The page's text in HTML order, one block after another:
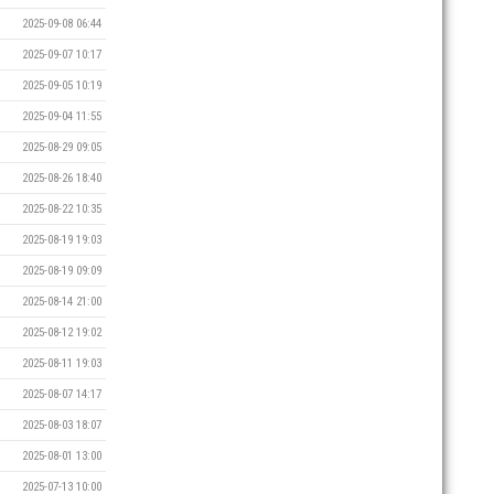
2025-09-08 06:44
2025-09-07 10:17
2025-09-05 10:19
2025-09-04 11:55
2025-08-29 09:05
2025-08-26 18:40
2025-08-22 10:35
2025-08-19 19:03
2025-08-19 09:09
2025-08-14 21:00
2025-08-12 19:02
2025-08-11 19:03
2025-08-07 14:17
2025-08-03 18:07
2025-08-01 13:00
2025-07-13 10:00